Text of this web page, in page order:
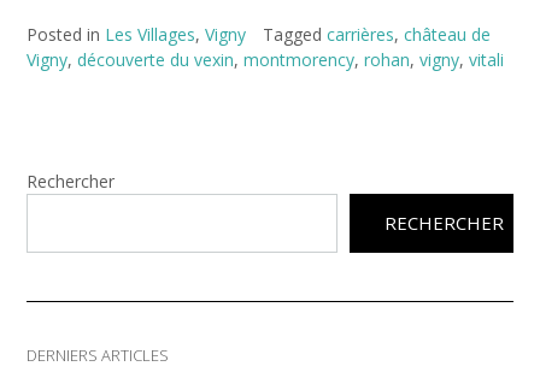
Posted in Les Villages, Vigny Tagged carrières, château de
Vigny, découverte du vexin, montmorency, rohan, vigny, vitali
Rechercher
RECHERCHER
DERNIERS ARTICLES